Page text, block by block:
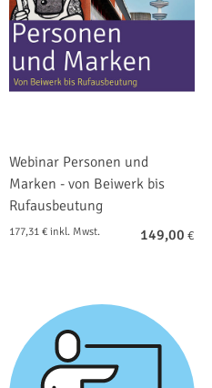
Webinar Personen und
Marken - von Beiwerk bis
Rufausbeutung
177,31 € inkl. Mwst. 149,00 €